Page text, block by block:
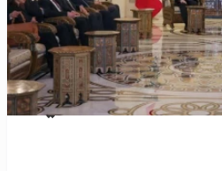
بيروت قريبا..ما هي